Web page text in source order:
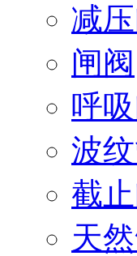
减
闸阀
呼
波
截
天